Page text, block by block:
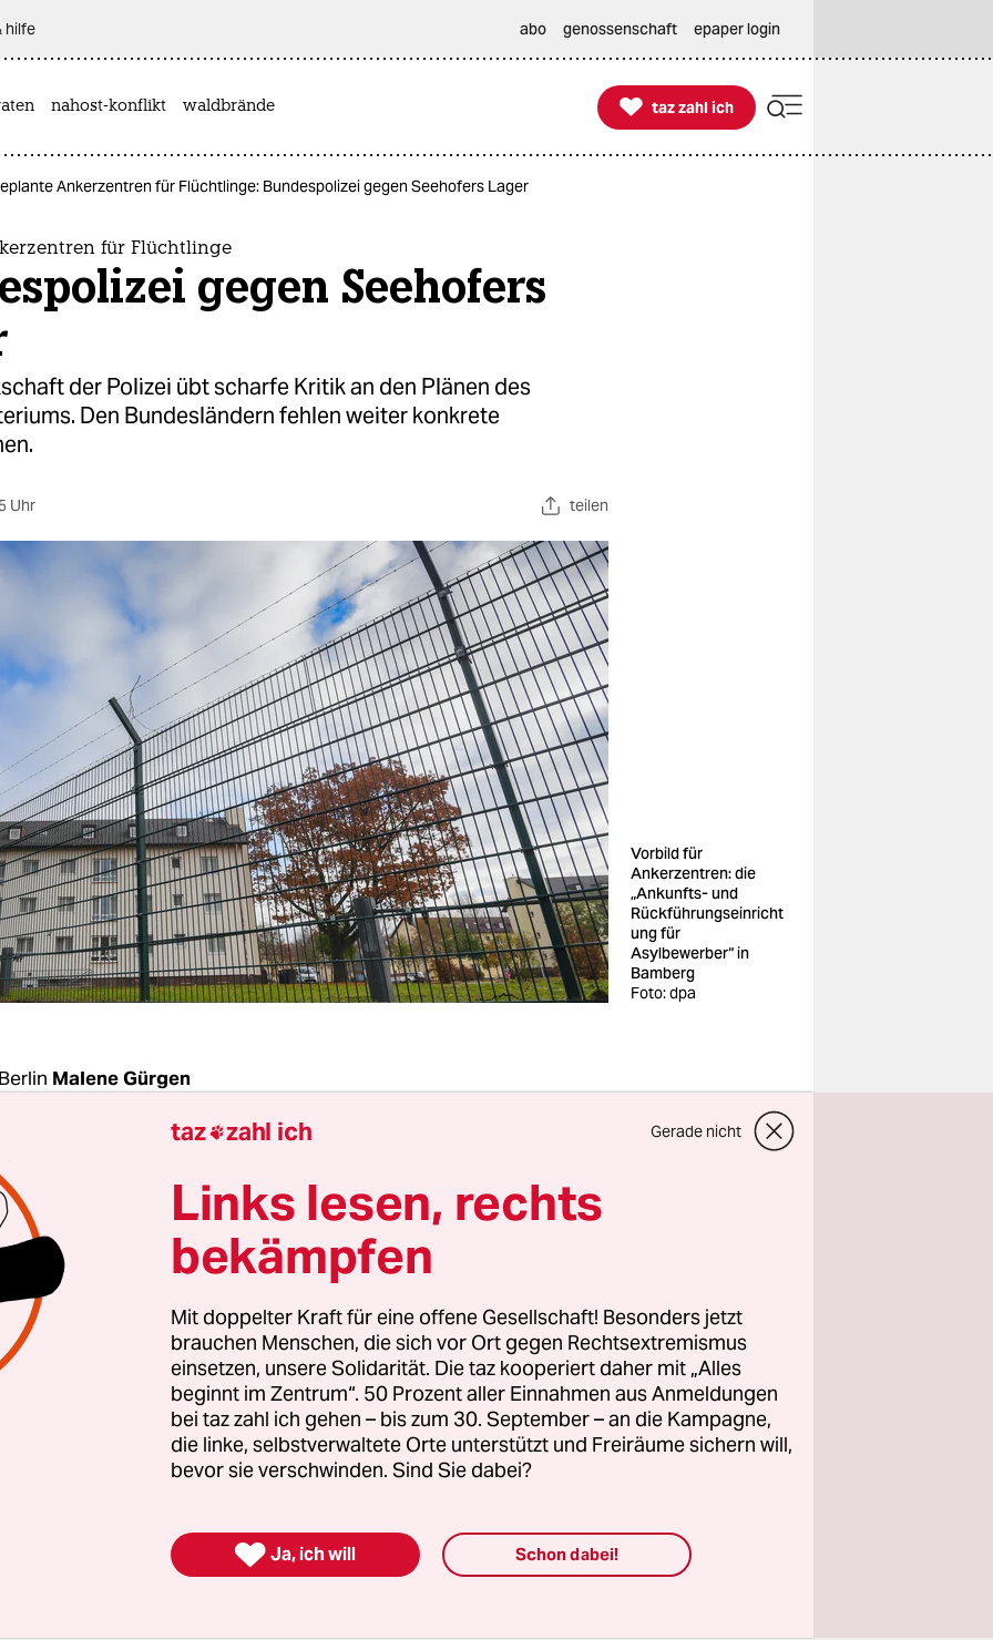
hilfe abo genossenschaft epaper login
nahost-konflikt waldbrände 
taz zahl ich
taz zahl ich
Ankerzentren für Flüchtlinge: Bundespolizei gegen Seehofers Lager
für Flüchtlinge
gegen Seehofers
der Polizei übt scharfe Kritik an den Plänen des
Den Bundesländern fehlen weiter konkrete
Uhr teilen
Vorbild für
Ankerzentren: die
„Ankunfts- und
Rückführungseinricht
ung für
Asylbewerber“ in
Bamberg
Foto: dpa
Malene Gürgen
den von Innenminister Horst Seehofer (CSU) geplanten
Ankerzentren wächst – und kommt nicht nur von den
„Eine jahrelange Kasernierung und Isolation
ist mit uns nicht zu machen“, sagte Jörg Radek,
der Gewerkschaft der Polizei (GdP), Bezirk Bundespolizei,
in Berlin.
steht dabei hinter ihm: Eine Resolution, in der sich
verfassungsrechtlichen und sachlichen
klar gegen die Einrichtung von Ankerzentren
taz zahl ich Gerade nicht
Links lesen, rechts
bekämpfen
Mit doppelter Kraft für eine offene Gesellschaft! Besonders jetzt
brauchen Menschen, die sich vor Ort gegen Rechtsextremismus
einsetzen, unsere Solidarität. Die taz kooperiert daher mit „Alles
beginnt im Zentrum“. 50 Prozent aller Einnahmen aus Anmeldungen
bei taz zahl ich gehen – bis zum 30. September – an die Kampagne,
die linke, selbstverwaltete Orte unterstützt und Freiräume sichern will,
bevor sie verschwinden. Sind Sie dabei?
 Ja, ich will Schon dabei!